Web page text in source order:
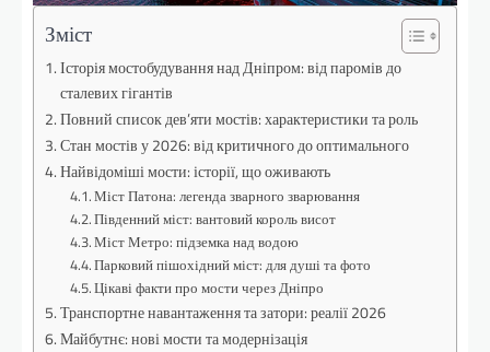
Зміст
Історія мостобудування над Дніпром: від паромів до
сталевих гігантів
Повний список дев’яти мостів: характеристики та роль
Стан мостів у 2026: від критичного до оптимального
Найвідоміші мости: історії, що оживають
Міст Патона: легенда зварного зварювання
Південний міст: вантовий король висот
Міст Метро: підземка над водою
Парковий пішохідний міст: для душі та фото
Цікаві факти про мости через Дніпро
Транспортне навантаження та затори: реалії 2026
Майбутнє: нові мости та модернізація